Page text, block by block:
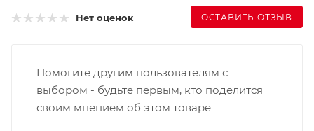
Нет оценок ОСТАВИТЬ ОТЗЫВ
Помогите другим пользователям с
выбором - будьте первым, кто поделится
своим мнением об этом товаре